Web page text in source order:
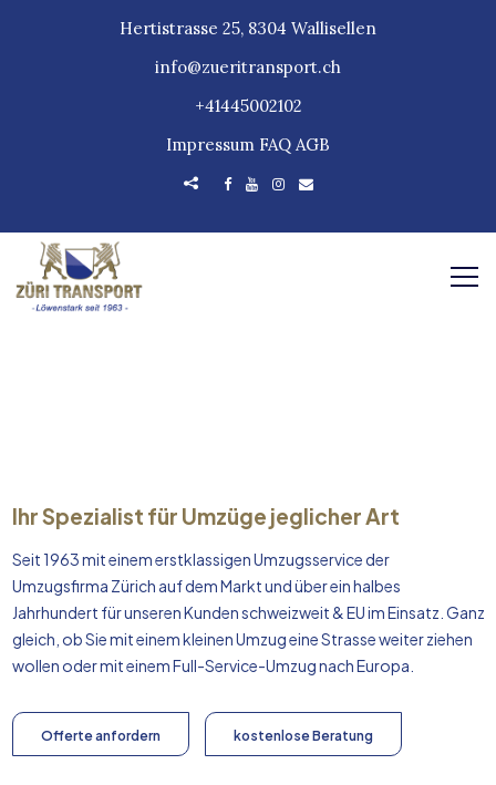
Hertistrasse 25, 8304 Wallisellen
info@zueritransport.ch
+41445002102
Impressum FAQ AGB
Ihr Spezialist für Umzüge jeglicher Art
Seit 1963 mit einem erstklassigen Umzugsservice der
Umzugsfirma Zürich auf dem Markt und über ein halbes
Jahrhundert für unseren Kunden schweizweit & EU im Einsatz. Ganz
gleich, ob Sie mit einem kleinen Umzug eine Strasse weiter ziehen
wollen oder mit einem Full-Service-Umzug nachEuropa
Offerte anfordern kostenlose Beratung